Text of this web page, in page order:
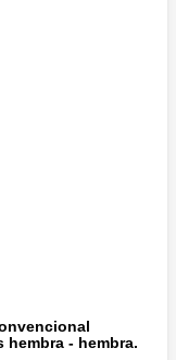
- hembra.